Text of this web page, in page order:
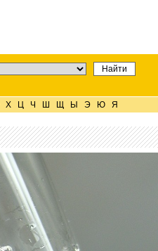
Х Ц Ч Ш Щ Ы Э Ю Я